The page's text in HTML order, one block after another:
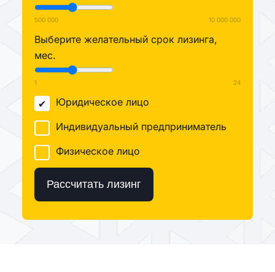
500 000 10 000 000
Выберите желательный срок лизинга,
мес.
1 24
Юридическое лицо
Индивидуальный предприниматель
Физическое лицо
Рассчитать лизинг